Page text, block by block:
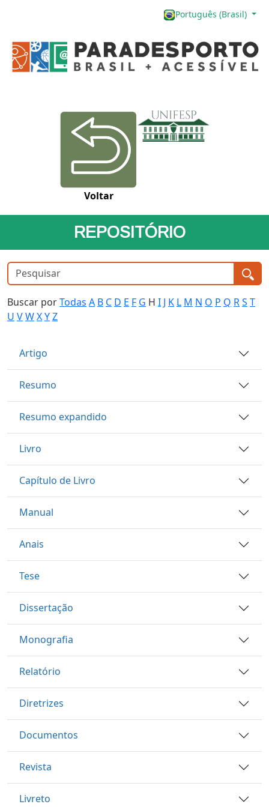
Português (Brasil)
Voltar
REPOSITÓRIO
Buscar porTodas A B C D E F G H I J K L M N O P Q RS T
U VWXYZ
Artigo
Resumo
Resumo expandido
Livro
Capítulo de Livro
Manual
Anais
Tese
Dissertação
Monografia
Relatório
Diretrizes
Documentos
Revista
Livreto